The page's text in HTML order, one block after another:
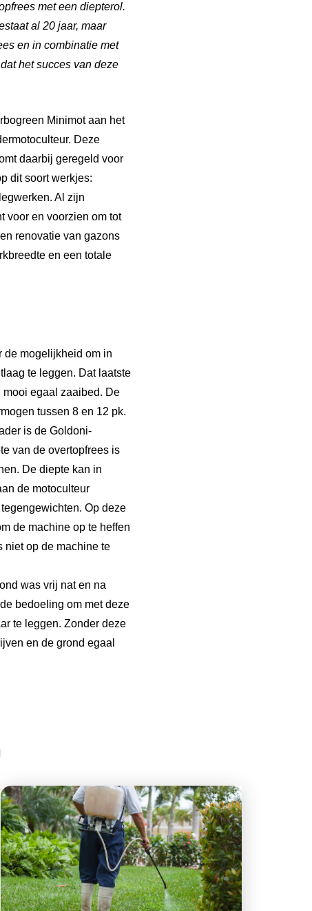
met een diepterol.
al 20 jaar, maar
en in combinatie met
het succes van deze
Minimot aan het
Deze
daarbij geregeld voor
dit soort werkjes:
Al zijn
voor en voorzien om tot
renovatie van gazons
en een totale
de mogelijkheid om in
te leggen. Dat laatste
mooi egaal zaaibed. De
tussen 8 en 12 pk.
is de Goldoni-
van de overtopfrees is
De diepte kan in
de motoculteur
Op deze
de machine op te heffen
niet op de machine te
was vrij nat en na
bedoeling om met deze
te leggen. Zonder deze
en de grond egaal